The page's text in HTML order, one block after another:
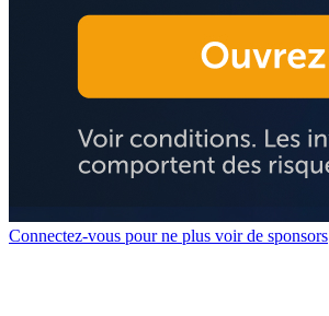
Connectez-vous pour ne plus voir de sponsors